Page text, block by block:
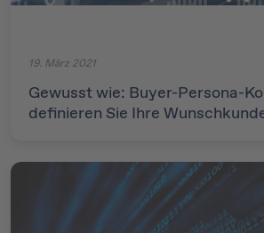
19. März 2021
Gewusst wie: Buyer-Persona-
definieren Sie Ihre